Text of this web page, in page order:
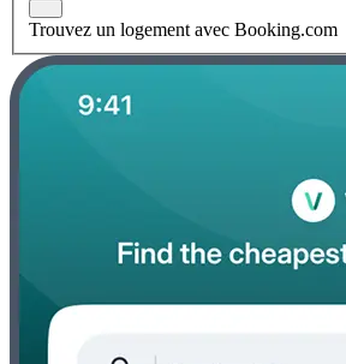
Trouvez un logement avec Booking.com